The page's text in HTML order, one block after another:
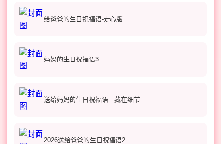
给爸爸的生日祝福语-走心版
妈妈的生日祝福语3
送给妈妈的生日祝福语—藏在细节
2026送给爸爸的生日祝福语2